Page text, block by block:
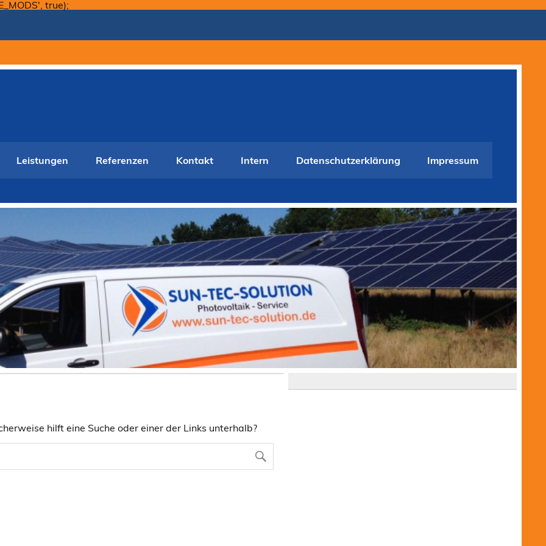
true);
Leistungen Referenzen Kontakt Intern Datenschutzerklärung Impressum
hilft eine Suche oder einer der Links unterhalb?